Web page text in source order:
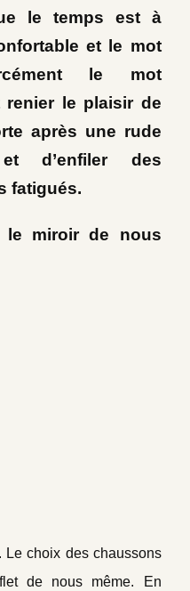
le temps est à
et le mot
le mot
renier le plaisir de
après une rude
d’enfiler des
fatigués.
le miroir de nous
Le choix des chaussons
de nous même. En